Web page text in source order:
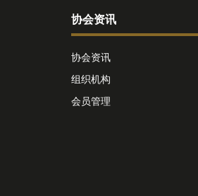
协会资讯
协会资讯
组织机构
会员管理